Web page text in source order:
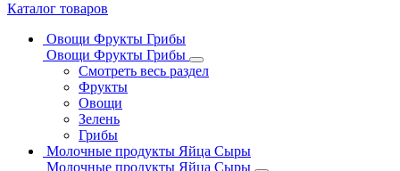
Каталог товаров
Овощи Фрукты Грибы
Овощи Фрукты Грибы
Смотреть весь раздел
Фрукты
Овощи
Зелень
Грибы
Молочные продукты Яйца Сыры
Молочные продукты Яйца Сыры